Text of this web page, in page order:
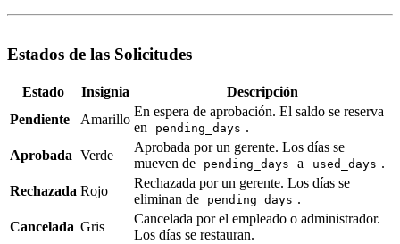
Estados de las Solicitudes
Estado Insignia
Descripción
Pendiente
Amarillo
En espera de aprobación. El saldo se reserva
en
pending_days .
Aprobada Verde
Aprobada por un gerente. Los días se
mueven de
pending_days a used_days .
Rechazada Rojo
Rechazada por un gerente. Los días se
eliminan de
pending_days .
Cancelada Gris
Cancelada por el empleado o administrador.
Los días se restauran.